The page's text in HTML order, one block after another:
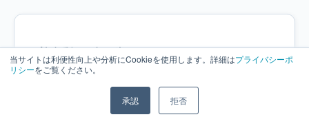
当サイトは利便性向上や分析にCookieを使用します。詳細はプライバシーポ
リシーをご覧ください。
承認 拒否
男性 / 愛知県 / 49歳
Q. PayPay銀行 カードローンの審査対応、審査のス
ムーズさや対応スピードさ
はいかがでしたか。